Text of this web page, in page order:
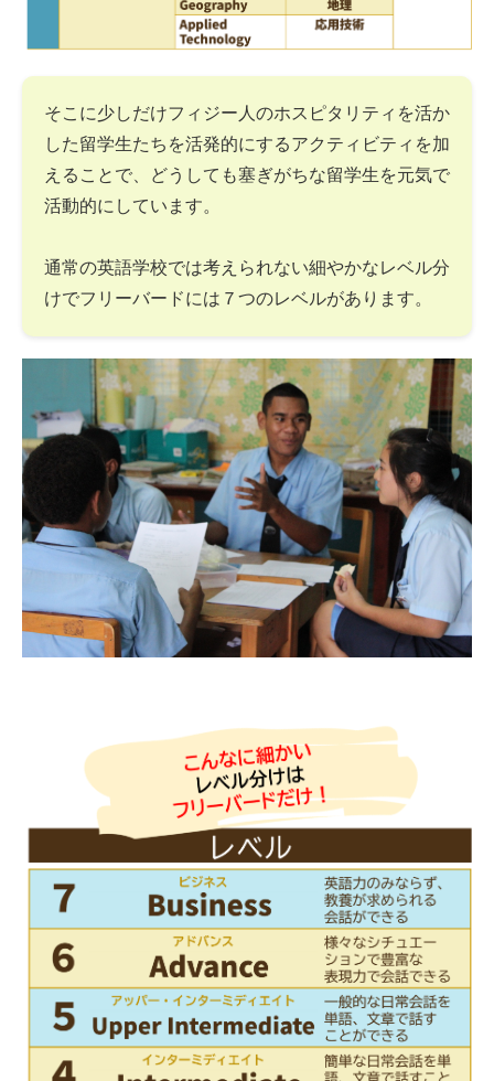
そこに少しだけフィジー人のホスピタリティを活か
した留学生たちを活発的にするアクティビティを加
えることで、どうしても塞ぎがちな留学生を元気で
活動的にしています。
通常の英語学校では考えられない細やかなレベル分
けでフリーバードには７つのレベルがあります。